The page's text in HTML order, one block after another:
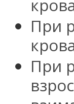
При
При